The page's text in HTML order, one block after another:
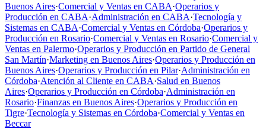
Buenos Aires·Comercial y Ventas en CABA·Operarios y
Producción en CABA·Administración en CABA·Tecnología y
Sistemas en CABA·Comercial y Ventas en Córdoba·Operarios y
Producción en Rosario·Comercial y Ventas en Rosario·Comercial y
Ventas en Palermo·Operarios y Producción en Partido de General
San Martín·Marketing en Buenos Aires·Operarios y Producción en
Buenos Aires·Operarios y Producción en Pilar·Administración en
Córdoba·Atención al Cliente en CABA·Salud en Buenos
Aires·Operarios y Producción en Córdoba·Administración en
Rosario·Finanzas en Buenos Aires·Operarios y Producción en
Tigre·Tecnología y Sistemas en Córdoba·Comercial y Ventas en
Beccar